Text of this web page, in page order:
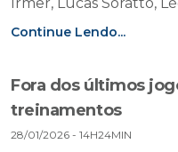
Continue Lendo...
Fora dos últimos
treinamentos
28/01/2026 - 14H24MIN